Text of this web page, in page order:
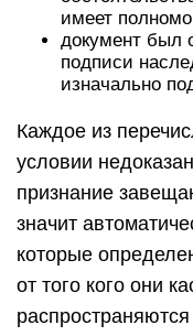
имеет
документ был
подписи
изначально
Каждое из
условии
признание
значит
которые
от того кого они